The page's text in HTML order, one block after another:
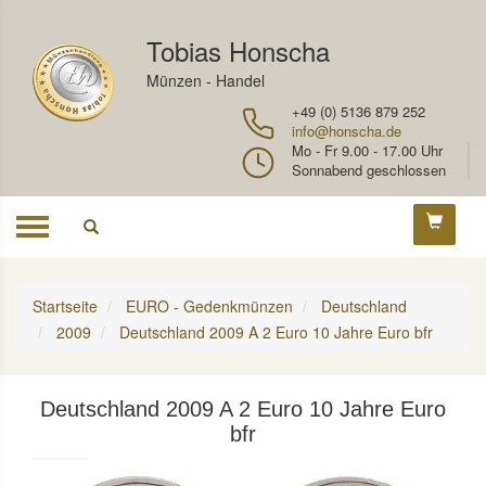
Tobias Honscha
Münzen - Handel
+49 (0) 5136 879 252
info@honscha.de
Mo - Fr 9.00 - 17.00 Uhr
Sonnabend geschlossen
Toggle
Startseite EURO - Gedenkmünzen
Deutschland
2009
Deutschland 2009 A 2 Euro 10 Jahre Euro bfr
Deutschland 2009 A 2 Euro 10 Jahre Euro
bfr